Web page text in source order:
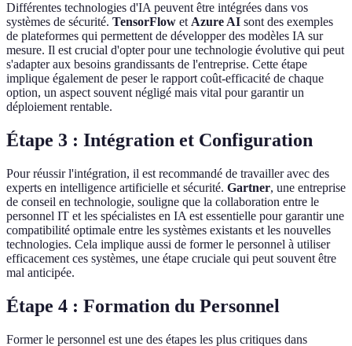
Différentes technologies d'IA peuvent être intégrées dans vos
systèmes de sécurité. TensorFlow et Azure AI sont des exemples
de plateformes qui permettent de développer des modèles IA sur
mesure. Il est crucial d'opter pour une technologie évolutive qui peut
s'adapter aux besoins grandissants de l'entreprise. Cette étape
implique également de peser le rapport coût-efficacité de chaque
option, un aspect souvent négligé mais vital pour garantir un
déploiement rentable.
Étape 3 : Intégration et Configuration
Pour réussir l'intégration, il est recommandé de travailler avec des
experts en intelligence artificielle et sécurité. Gartner, une entreprise
de conseil en technologie, souligne que la collaboration entre le
personnel IT et les spécialistes en IA est essentielle pour garantir une
compatibilité optimale entre les systèmes existants et les nouvelles
technologies. Cela implique aussi de former le personnel à utiliser
efficacement ces systèmes, une étape cruciale qui peut souvent être
mal anticipée.
Étape 4 : Formation du Personnel
Former le personnel est une des étapes les plus critiques dans